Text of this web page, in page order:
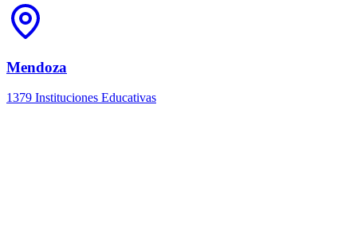
Mendoza
1379 Instituciones Educativas